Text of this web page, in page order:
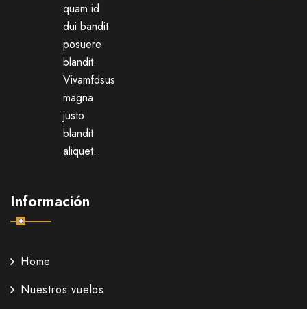
quam id
dui bandit
posuere
blandit.
Vivamfdsus
magna
justo
blandit
aliquet.
Información
Home
Nuestros vuelos